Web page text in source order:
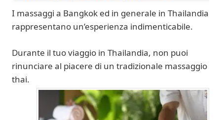
I massaggi a Bangkok ed in generale in Thailandia
rappresentano un’esperienza indimenticabile.
Durante il tuo viaggio in Thailandia, non puoi
rinunciare al piacere di un tradizionale massaggio
thai.